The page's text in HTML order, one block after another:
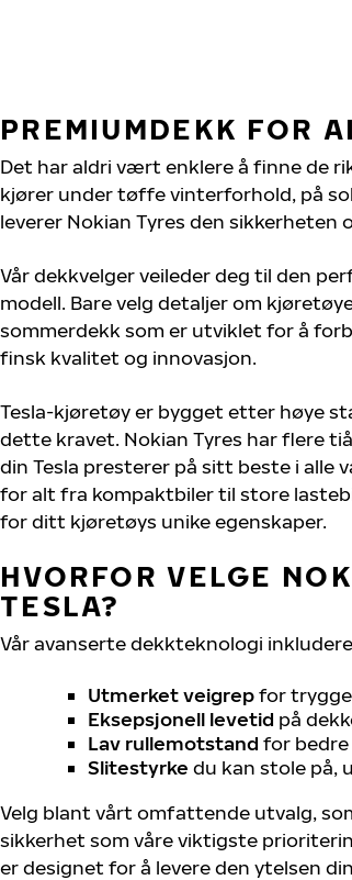
PREMIUMDEKK FOR
Det har aldri vært enklere å finne de
kjører under tøffe vinterforhold, på
leverer Nokian Tyres den sikkerheten
Vår dekkvelger veileder deg til den
modell. Bare velg detaljer om
sommerdekk som er utviklet for å
finsk kvalitet og innovasjon.
Tesla-kjøretøy er bygget etter høye
dette kravet. Nokian Tyres har flere
din Tesla presterer på sitt beste i
for alt fra kompaktbiler til store
for ditt kjøretøys unike egenskaper.
HVORFOR VELGE
TESLA?
Vår avanserte dekkteknologi
Utmerket veigrepfor
Eksepsjonell levetid på
Lav rullemotstand for
Slitestyrke du kan stole på,
Velg blant vårt omfattende utvalg,
sikkerhet som våre viktigste
er designet for å levere den ytelsen